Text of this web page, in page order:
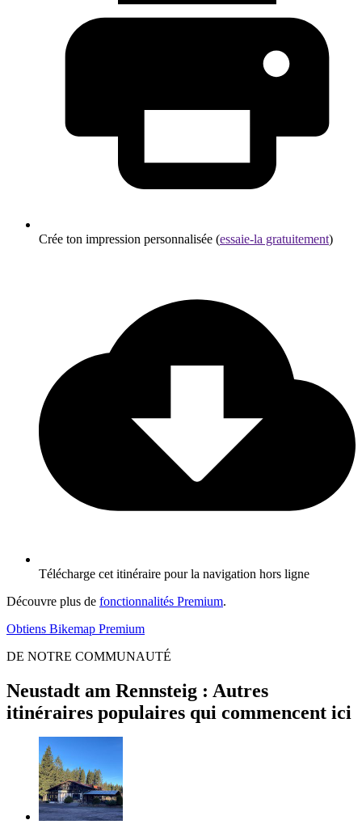
Crée ton impression personnalisée (essaie-la gratuitement)
Télécharge cet itinéraire pour la navigation hors ligne
Découvre plus de fonctionnalités Premium.
Obtiens Bikemap Premium
DE NOTRE COMMUNAUTÉ
Neustadt am Rennsteig : Autres
itinéraires populaires qui commencent ici